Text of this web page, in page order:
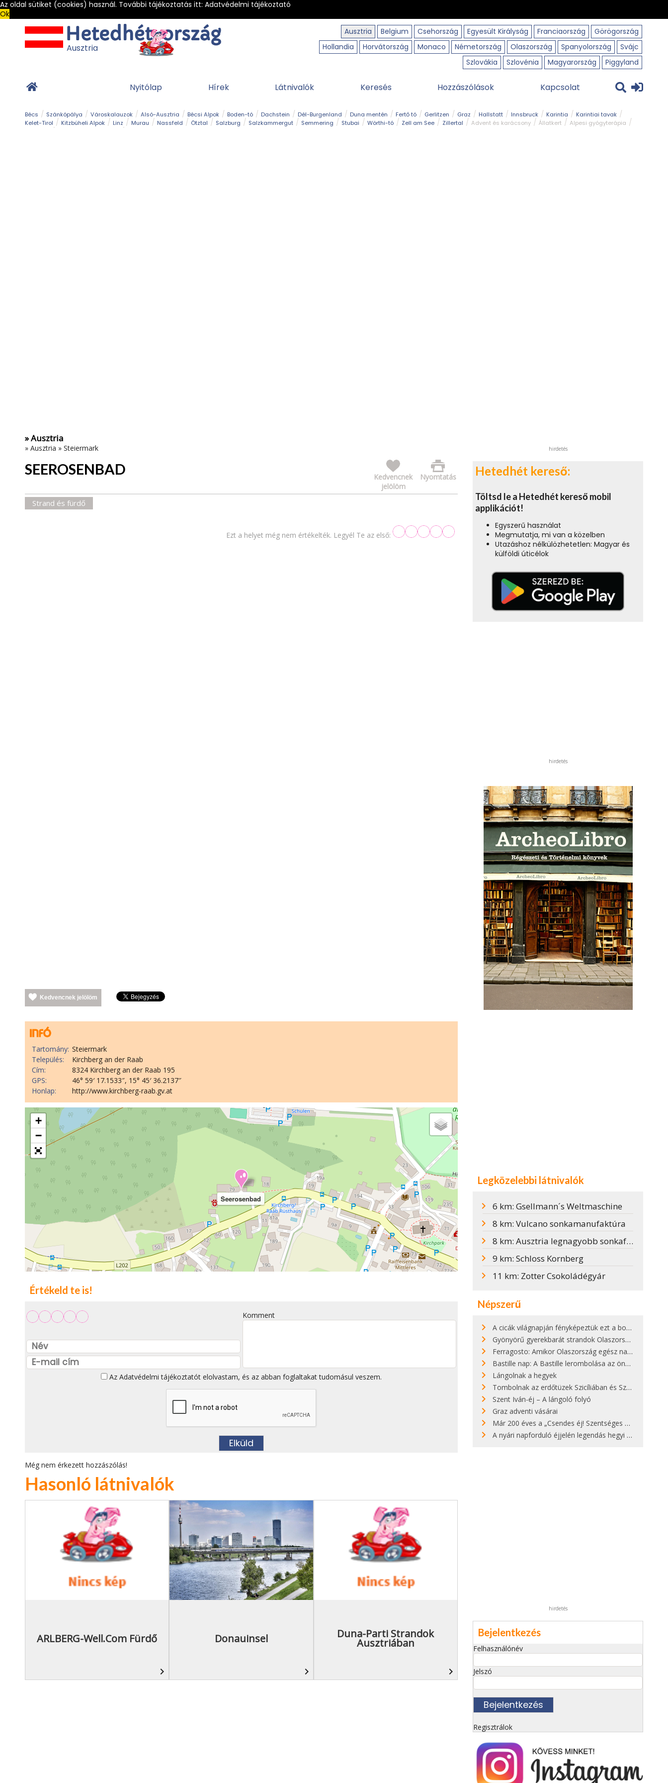
Az oldal sütiket (cookies) használ. További tájékoztatás itt: Adatvédelmi tájékoztató
Ok
Ausztria
Belgium Csehország Egyesült Királyság Franciaország
Görögország
Hollandia
Horvátország Monaco Németország Olaszország Spanyolország
Svájc
Szlovákia
Szlovénia Magyarország Piggyland
Ausztria
Nyitólap Hírek Látnivalók Keresés Hozzászólások Kapcsolat
Bécs Szánkópálya Városkalauzok Alsó-Ausztria Bécsi Alpok Boden-tó Dachstein Dél-Burgenland Duna mentén Fertő tó Gerlitzen Graz Hallstatt Innsbruck Karintia
Karintiai tavak
Kelet-Tirol
Kitzbüheli Alpok Linz Murau Nassfeld Ötztal Salzburg Salzkammergut Semmering Stubai Wörthi-tó Zell am See Zillertal Advent és karácsony Állatkert
Alpesi gyógyterápia
» Ausztria
» Ausztria » Steiermark
SEEROSENBAD Nyomtatás
Kedvencnek
jelölöm
Strand és fürdő
Ezt a helyet még nem értékelték. Legyél Te az első:
Kedvencnek jelölöm
Tartomány: Steiermark
Település:
Kirchberg an der Raab
Cím:
8324 Kirchberg an der Raab 195
GPS:
46° 59′ 17.1533″, 15° 45′ 36.2137″
Honlap:
http://www.kirchberg-raab.gv.at
Seerosenbad
+
−
Értékeld te is!
Komment
Az Adatvédelmi tájékoztatót elolvastam, és az abban foglaltakat tudomásul veszem.
Még nem érkezett hozzászólás!
Hasonló látnivalók
ARLBERG-Well.com Fürdő
navigate_next
Donauinsel
navigate_next
Duna-Parti Strandok
Ausztriában
navigate_next
hirdetés
Hetedhét kereső:
Töltsd le a Hetedhét kereső mobil
applikációt!
Egyszerű használat
Megmutatja, mi van a közelben
Utazáshoz nélkülözhetetlen: Magyar és
külföldi úticélok
hirdetés
Legközelebbi látnivalók
6 km: Gsellmann´s Weltmaschine
8 km: Vulcano sonkamanufaktúra
8 km: Ausztria legnagyobb sonkafesztiválja
9 km: Schloss Kornberg
11 km: Zotter Csokoládégyár
Népszerű
A cicák világnapján fényképeztük ezt a bokor alatt hűsölő cicát Kisorosziban
Gyönyörű gyerekbarát strandok Olaszországban - megmutatjuk a 15 legjobbat
Ferragosto: Amikor Olaszország egész nap nyaral
Bastille nap: A Bastille lerombolása az önkényuralom végét jelentette
Lángolnak a hegyek
Tombolnak az erdőtüzek Szicíliában és Szardínián
Szent Iván-éj – A lángoló folyó
Graz adventi vásárai
Már 200 éves a „Csendes éj! Szentséges éj!”
A nyári napforduló éjjelén legendás hegyi tüzek világítják meg Zugspitzét
hirdetés
Bejelentkezés
Felhasználónév
Jelszó
Regisztrálok